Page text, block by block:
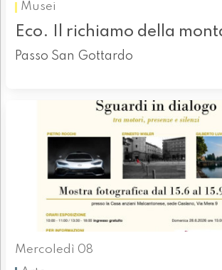
Musei
Eco. Il richiamo della
Passo San Gottardo
Mercoledì 08